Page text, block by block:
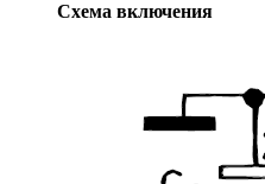
Схема включения